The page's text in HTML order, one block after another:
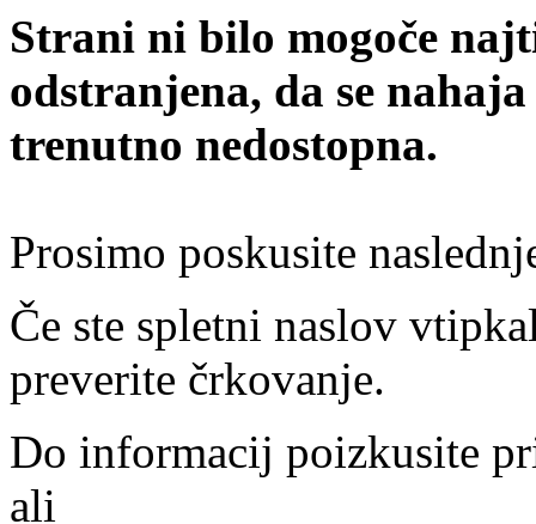
Strani ni bilo mogoče
odstranjena, da se
trenutno nedostopna.
Prosimo poskusite
Če ste spletni naslov
preverite črkovanje.
Do informacij poizkusite
ali